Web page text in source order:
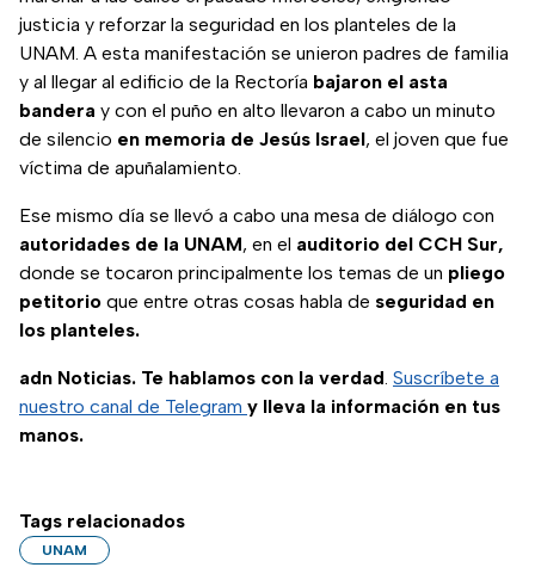
justicia y reforzar la seguridad en los planteles de la
UNAM. A esta manifestación se unieron padres de familia
y al llegar al edificio de la Rectoría bajaron el asta
bandera y con el puño en alto llevaron a cabo un minuto
de silencio en memoria de Jesús Israel, el joven que fue
víctima de apuñalamiento.
Ese mismo día se llevó a cabo una mesa de diálogo con
autoridades de la UNAM, en el auditorio del CCH Sur,
donde se tocaron principalmente los temas de un pliego
petitorio que entre otras cosas habla de seguridad en
los planteles.
adn Noticias. Te hablamos con la verdad. Suscríbete a
nuestro canal de Telegram y lleva la información en tus
manos.
Tags relacionados
UNAM